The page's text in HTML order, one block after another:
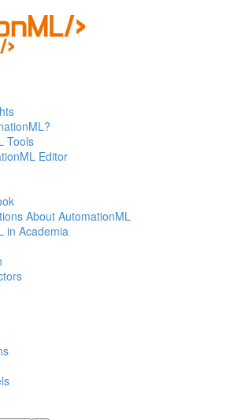
Tools
Editor
About AutomationML
in Academia